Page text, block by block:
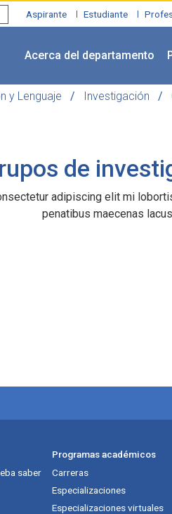
Aspirante Estudiante
Acerca del departamento
y Lenguaje Investigación
de
adipiscing elit mi
penatibus maecenas
saber
Programas académicos
Carreras
Especializaciones
Especializaciones virtuales